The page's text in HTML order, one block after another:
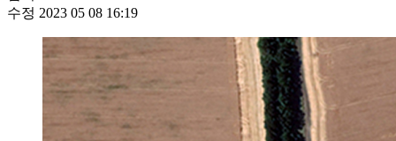
수정 2023 05 08 16:19